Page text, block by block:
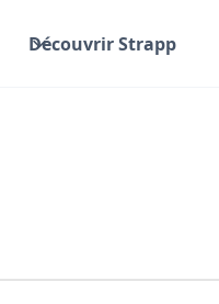
Découvrir Strapp